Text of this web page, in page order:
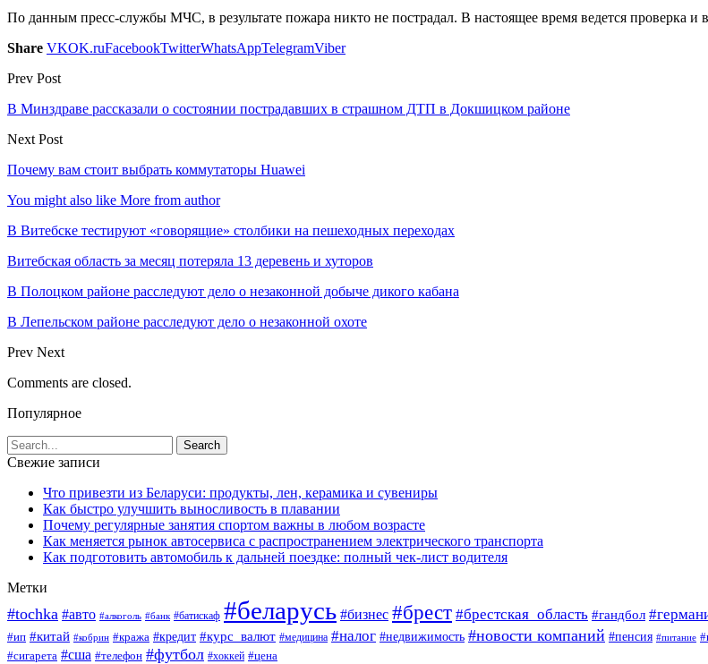
По данным пресс-службы МЧС, в результате пожара никто не пострадал. В настоящее время ведется проверка и
Share VKOK.ruFacebookTwitterWhatsAppTelegramViber
Prev Post
В Минздраве рассказали о состоянии пострадавших в страшном ДТП в Докшицком районе
Next Post
Почему вам стоит выбрать коммутаторы Huawei
You might also like More from author
В Витебске тестируют «говорящие» столбики на пешеходных переходах
Витебская область за месяц потеряла 13 деревень и хуторов
В Полоцком районе расследуют дело о незаконной добыче дикого кабана
В Лепельском районе расследуют дело о незаконной охоте
Prev Next
Comments are closed.
Популярное
Свежие записи
Что привезти из Беларуси: продукты, лен, керамика и сувениры
Как быстро улучшить выносливость в плавании
Почему регулярные занятия спортом важны в любом возрасте
Как меняется рынок автосервиса с распространением электрического транспорта
Как подготовить автомобиль к дальней поездке: полный чек-лист водителя
Метки
#tochka #авто #алкоголь #банк #батискаф #беларусь #бизнес #брест #брестская_область #гандбол
#ип #китай #кобрин #кража #кредит #курс_валют #медицина #налог #недвижимость #новости компаний #пенсия #питание
#сигарета #сша #телефон #футбол #хоккей #цена